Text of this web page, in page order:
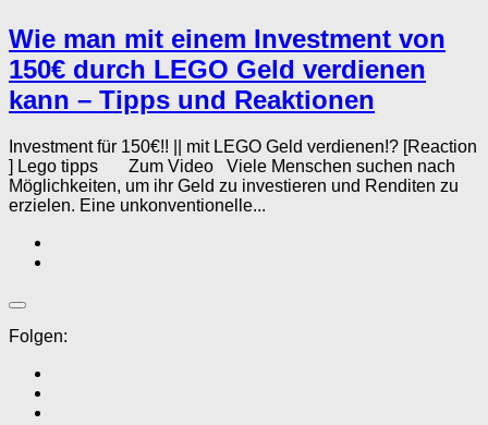
Wie man mit einem Investment von
150€ durch LEGO Geld verdienen
kann – Tipps und Reaktionen
Investment für 150€!! || mit LEGO Geld verdienen!? [Reaction
] Lego tipps Zum Video Viele Menschen suchen nach
Möglichkeiten, um ihr Geld zu investieren und Renditen zu
erzielen. Eine unkonventionelle...
Folgen: